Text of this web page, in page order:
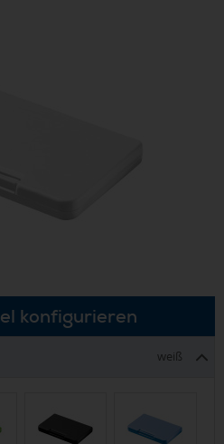
konfigurieren
weiß